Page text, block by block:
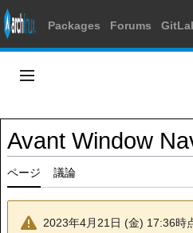
Packages Forums
に
ス
キ
ッ
メインメニュー
Avant Window
ページ 議論
2023年4月21日 (金) 17:36時